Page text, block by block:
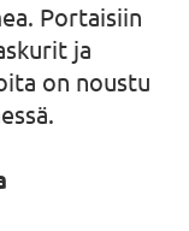
Portaisiin
ja
on noustu